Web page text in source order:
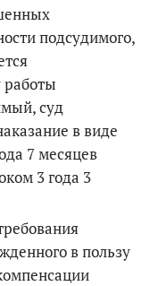
подсудимого,
работы
суд
в виде
7 месяцев
3 года 3
в пользу